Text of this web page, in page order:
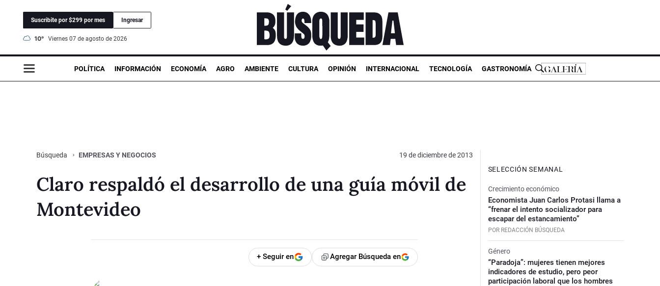
Suscribite por $299 por mes Ingresar
10° viernes 07 de agosto de 2026
POLÍTICA INFORMACIÓN ECONOMÍA AGRO AMBIENTE CULTURA OPINIÓN INTERNACIONAL TECNOLOGÍA GASTRONOMÍA
Búsqueda EMPRESAS Y NEGOCIOS 19 de diciembre de 2013
Claro respaldó el desarrollo de una guía móvil de
Montevideo
+ Seguir en Agregar Búsqueda en
SELECCIÓN SEMANAL
Crecimiento económico
Economista Juan Carlos Protasi llama a
“frenar el intento socializador para
escapar del estancamiento”
POR REDACCIÓN BÚSQUEDA
Género
“Paradoja”: mujeres tienen mejores
indicadores de estudio, pero peor
participación laboral que los hombres